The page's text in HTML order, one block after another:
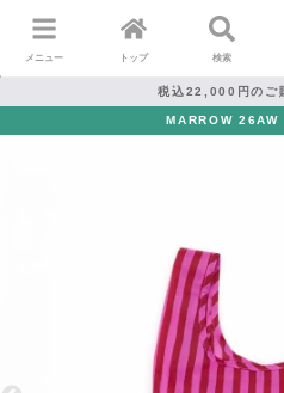
メニュー トップ 検索
税込22,000円のご
MARROW 26AW